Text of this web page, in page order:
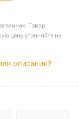
Товар
цену уточняйте на
описании?